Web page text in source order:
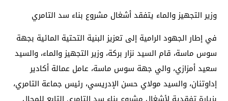
وزير التجهيز والماء يتفقد أشغال مشروع بناء سد التامري
في إطار الجهود الرامية إلى تعزيز البنية التحتية المائية بجهة
سوس ماسة، قام السيد نزار بركة، وزير التجهيز والماء، والسيد
سعيد أمزازي، والي جهة سوس ماسة، عامل عمالة أكادير
إداوتنان، والسيد مولاي حسن الإدريسي، رئيس جماعة التامري،